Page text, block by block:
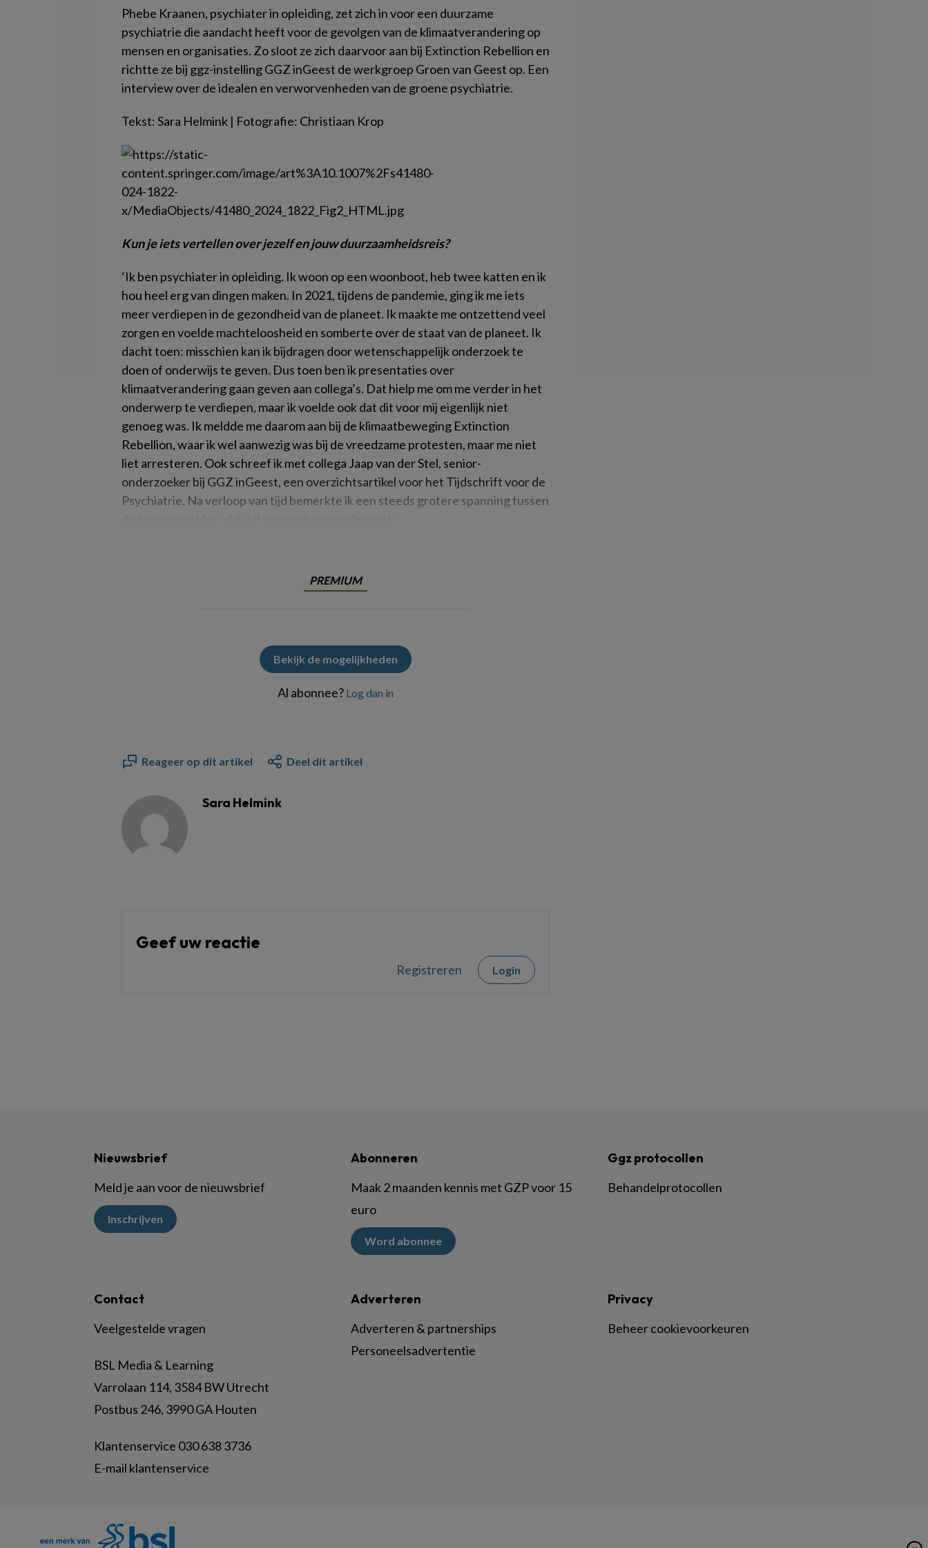
Phebe Kraanen, psychiater in opleiding, zet zich in voor een duurzame
psychiatrie die aandacht heeft voor de gevolgen van de klimaatverandering op
mensen en organisaties. Zo sloot ze zich daarvoor aan bij Extinction Rebellion en
richtte ze bij ggz-instelling GGZ inGeest de werkgroep Groen van Geest op. Een
interview over de idealen en verworvenheden van de groene psychiatrie.
Tekst: Sara Helmink | Fotografie: Christiaan Krop
Kun je iets vertellen over jezelf en jouw duurzaamheidsreis?
‘Ik ben psychiater in opleiding. Ik woon op een woonboot, heb twee katten en ik
hou heel erg van dingen maken. In 2021, tijdens de pandemie, ging ik me iets
meer verdiepen in de gezondheid van de planeet. Ik maakte me ontzettend veel
zorgen en voelde machteloosheid en somberte over de staat van de planeet. Ik
dacht toen: misschien kan ik bijdragen door wetenschappelijk onderzoek te
doen of onderwijs te geven. Dus toen ben ik presentaties over
klimaatverandering gaan geven aan collega’s. Dat hielp me om me verder in het
onderwerp te verdiepen, maar ik voelde ook dat dit voor mij eigenlijk niet
genoeg was. Ik meldde me daarom aan bij de klimaatbeweging Extinction
Rebellion, waar ik wel aanwezig was bij de vreedzame protesten, maar me niet
liet arresteren. Ook schreef ik met collega Jaap van der Stel, senior-
onderzoeker bij GGZ inGeest, een overzichtsartikel voor het Tijdschrift voor de
Psychiatrie. Na verloop van tijd bemerkte ik een steeds grotere spanning tussen
PREMIUM
Bekijk de mogelijkheden
Al abonnee? Log dan in
Reageer op dit artikel Deel dit artikel
Sara Helmink
Geef uw reactie
Registreren Login
Nieuwsbrief
Meld je aan voor de nieuwsbrief
Inschrijven
Abonneren
Maak 2 maanden kennis met GZP voor 15
euro
Word abonnee
Ggz protocollen
Behandelprotocollen
Contact
Veelgestelde vragen
BSL Media & Learning
Varrolaan 114, 3584 BW Utrecht
Postbus 246, 3990 GA Houten
Klantenservice 030 638 3736
E-mail klantenservice
Adverteren
Adverteren & partnerships
Personeelsadvertentie
Privacy
Beheer cookievoorkeuren